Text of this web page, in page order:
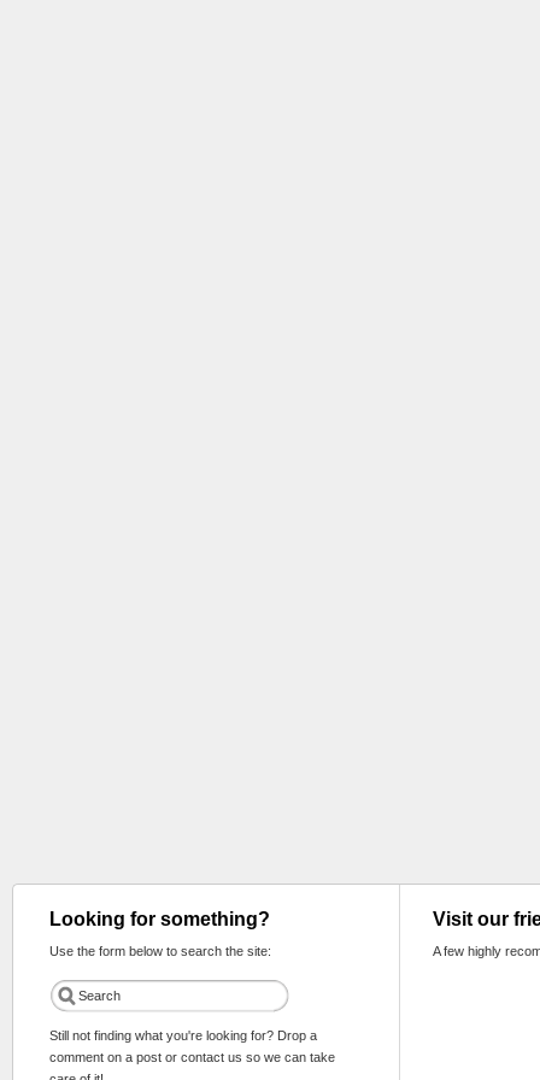
Looking for something?
Use the form below to search the site:
Still not finding what you're looking for? Drop a
comment on a post or contact us so we can take
Visit our
A few highly